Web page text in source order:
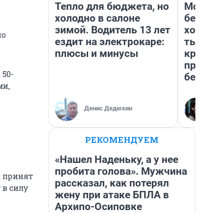
принят
в силу
Тепло для бюджета, но
холодно в салоне
зимой. Водитель 13 лет
ездит на электрокаре:
плюсы и минусы
Денис Дедюхин
Мой
РЕКОМЕНДУЕМ
«Нашел Наденьку, а у нее
пробита голова». Мужчина
рассказал, как потерял
жену при атаке БПЛА в
Архипо-Осиповке